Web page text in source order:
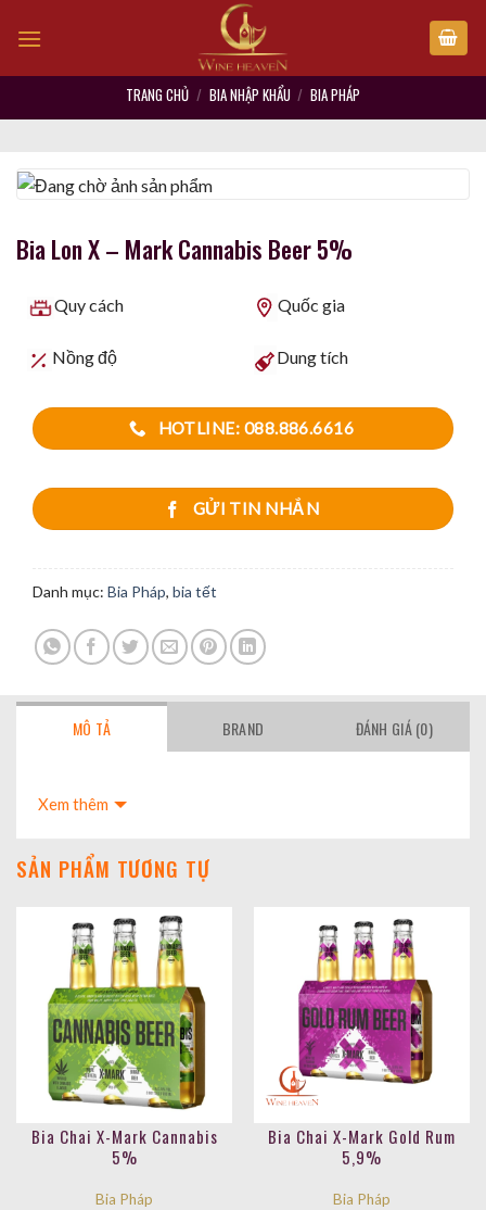
TRANG CHỦ / BIA NHẬP KHẨU / BIA PHÁP
Bia Lon X – Mark Cannabis Beer 5%
Quy cách Quốc gia
Nồng độ Dung tích
HOTLINE: 088.886.6616
GỬI TIN NHẮN
Danh mục: Bia Pháp, bia tết
MÔ TẢ BRAND ĐÁNH GIÁ (0)
Xem thêm
SẢN PHẨM TƯƠNG TỰ
Bia Chai X-Mark Cannabis
5%
Bia Pháp
Bia Chai X-Mark Gold Rum
5,9%
Bia Pháp